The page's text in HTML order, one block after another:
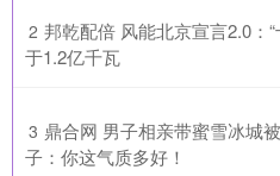
2 邦乾配倍 风能北京宣言2.0：
于1.2亿千瓦
3 鼎合网 男子相亲带蜜雪冰城
子：你这气质多好！